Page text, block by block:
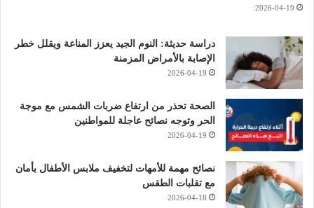
2026-04-19
دراسة حديثة: النوم الجيد يعزز المناعة ويقلل خطر
الإصابة بالأمراض المزمنة
2026-04-19
الصحة تحذر من ارتفاع ضربات الشمس مع موجة
الحر وتوجه نصائح عاجلة للمواطنين
2026-04-19
نصائح مهمة للأمهات لتخفيف ملابس الأطفال بأمان
مع تقلبات الطقس
2026-04-18